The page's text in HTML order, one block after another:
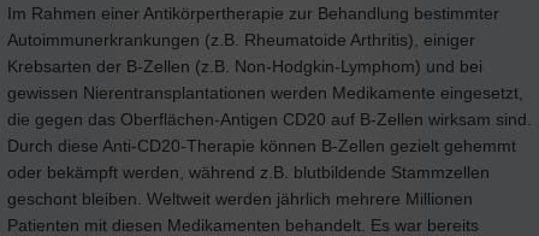
Im Rahmen einer Antikörpertherapie zur Behandlung bestimmter
Autoimmunerkrankungen (z.B. Rheumatoide Arthritis), einiger
Krebsarten der B-Zellen (z.B. Non-Hodgkin-Lymphom) und bei
gewissen Nierentransplantationen werden Medikamente eingesetzt,
die gegen das Oberflächen-Antigen CD20 auf B-Zellen wirksam sind.
Durch diese Anti-CD20-Therapie können B-Zellen gezielt gehemmt
oder bekämpft werden, während z.B. blutbildende Stammzellen
geschont bleiben. Weltweit werden jährlich mehrere Millionen
Patienten mit diesen Medikamenten behandelt. Es war bereits